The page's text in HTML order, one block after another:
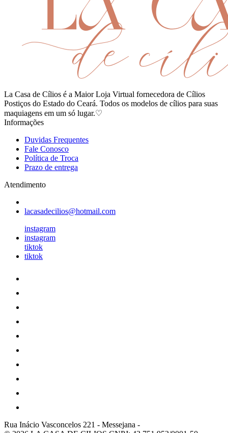
La Casa de Cílios é a Maior Loja Virtual fornecedora de Cílios
Postiços do Estado do Ceará. Todos os modelos de cílios para suas
maquiagens em um só lugar.♡
Informações
Duvidas Frequentes
Fale Conosco
Política de Troca
Prazo de entrega
Atendimento
lacasadecilios@hotmail.com
instagram
instagram
tiktok
tiktok
Rua Inácio Vasconcelos 221 - Messejana -